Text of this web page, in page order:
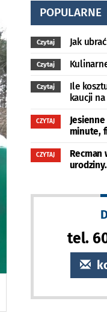
POPULARNE
Czytaj Jak
Czytaj
Czytaj
Ile
kaucji
CZYTAJ
minute,
CZYTAJ
Recman
tel.